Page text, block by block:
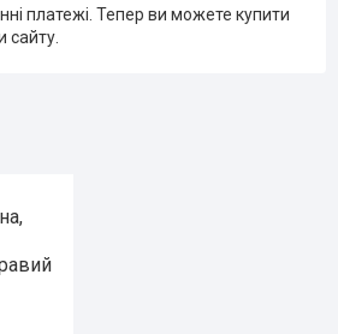
платежі. Тепер ви можете купити
сайту.